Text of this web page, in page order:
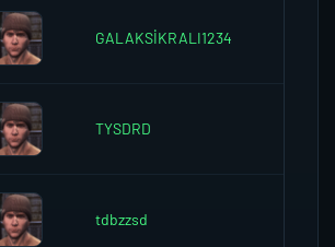
GALAKSİKRALI1234
TYSDRD
tdbzzsd